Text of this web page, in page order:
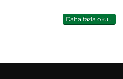
Daha fazla oku...